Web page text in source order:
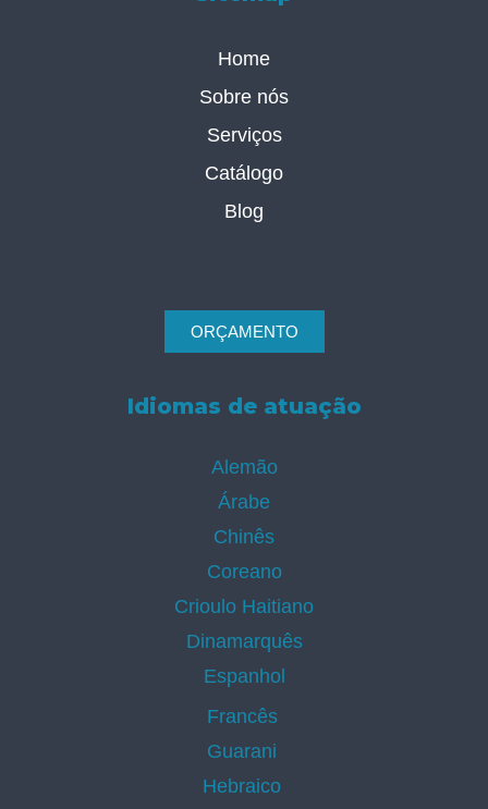
Home
Sobre nós
Serviços
Catálogo
Blog
ORÇAMENTO
Idiomas de atuação
Alemão
Árabe
Chinês
Coreano
Crioulo Haitiano
Dinamarquês
Espanhol
Francês
Guarani
Hebraico